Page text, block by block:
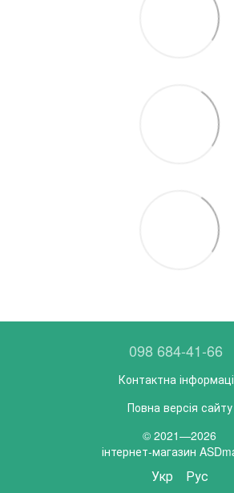
098 684-41-66
Контактна
Повна версія сайту
© 2021—2026
інтернет-магазин
Укр Рус